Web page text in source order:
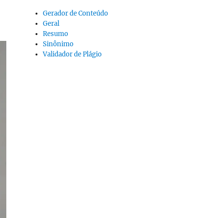
Gerador de Conteúdo
Geral
Resumo
Sinônimo
Validador de Plágio